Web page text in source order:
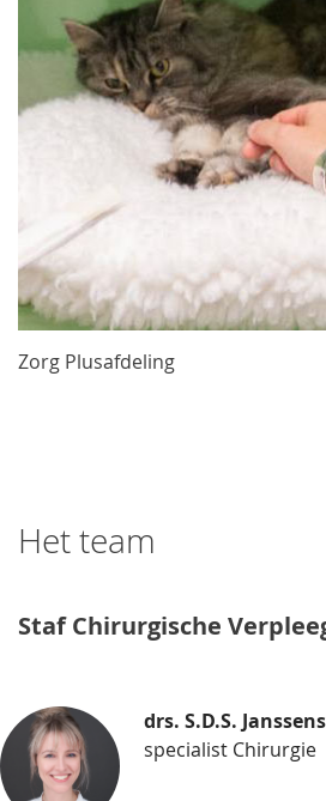
Zorg Plusafdeling
Het team
Staf Chirurgische
drs. S.D.S. Janssens
specialist Chirurgie